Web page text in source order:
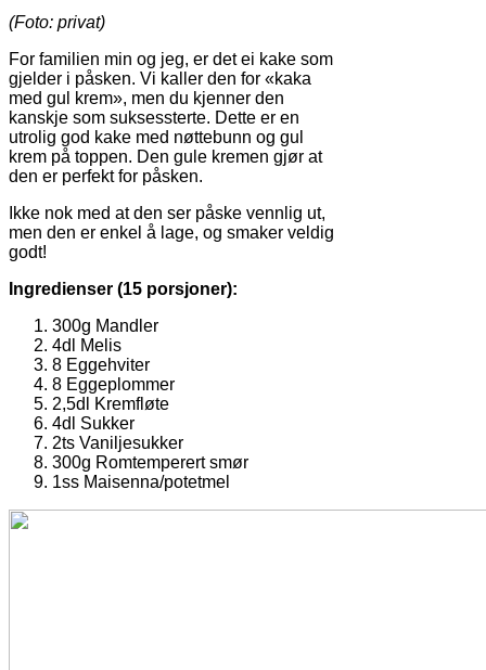
(Foto: privat)
For familien min og jeg, er det ei kake som
gjelder i påsken. Vi kaller den for «kaka
med gul krem», men du kjenner den
kanskje som suksessterte. Dette er en
utrolig god kake med nøttebunn og gul
krem på toppen. Den gule kremen gjør at
den er perfekt for påsken.
Ikke nok med at den ser påske vennlig ut,
men den er enkel å lage, og smaker veldig
godt!
Ingredienser (15 porsjoner):
300g Mandler
4dl Melis
8 Eggehviter
8 Eggeplommer
2,5dl Kremfløte
4dl Sukker
2ts Vaniljesukker
300g Romtemperert smør
1ss Maisenna/potetmel